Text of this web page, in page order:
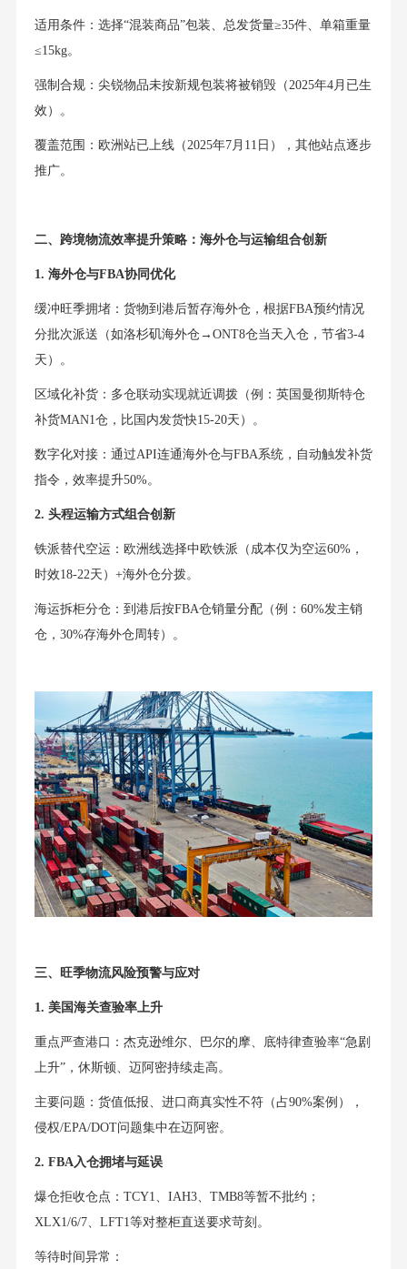
适用条件：选择“混装商品”包装、总发货量≥35件、单箱重量
≤15kg。
强制合规：尖锐物品未按新规包装将被销毁（2025年4月已生
效）。
覆盖范围：欧洲站已上线（2025年7月11日），其他站点逐步
推广。
二、跨境物流效率提升策略：海外仓与运输组合创新
1. 海外仓与FBA协同优化
缓冲旺季拥堵：货物到港后暂存海外仓，根据FBA预约情况
分批次派送（如洛杉矶海外仓→ONT8仓当天入仓，节省3-4
天）。
区域化补货：多仓联动实现就近调拨（例：英国曼彻斯特仓
补货MAN1仓，比国内发货快15-20天）。
数字化对接：通过API连通海外仓与FBA系统，自动触发补货
指令，效率提升50%。
2. 头程运输方式组合创新
铁派替代空运：欧洲线选择中欧铁派（成本仅为空运60%，
时效18-22天）+海外仓分拨。
海运拆柜分仓：到港后按FBA仓销量分配（例：60%发主销
仓，30%存海外仓周转）。
三、旺季物流风险预警与应对
1. 美国海关查验率上升
重点严查港口：杰克逊维尔、巴尔的摩、底特律查验率“急剧
上升”，休斯顿、迈阿密持续走高。
主要问题：货值低报、进口商真实性不符（占90%案例），
侵权/EPA/DOT问题集中在迈阿密。
2. FBA入仓拥堵与延误
爆仓拒收仓点：TCY1、IAH3、TMB8等暂不批约；
XLX1/6/7、LFT1等对整柜直送要求苛刻。
等待时间异常：